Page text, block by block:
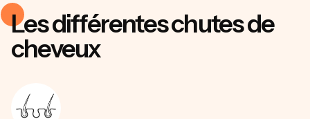
Les différentes chutes de
cheveux